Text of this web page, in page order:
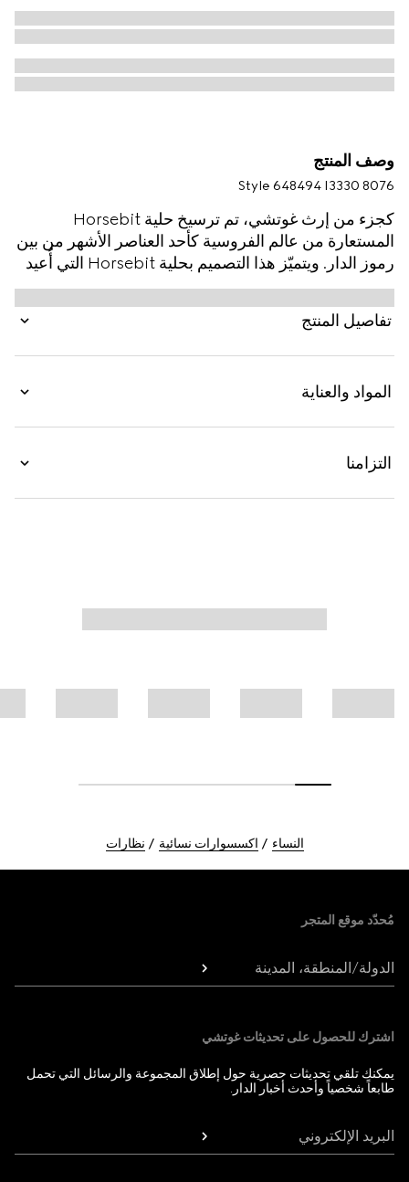
وصف المنتج
Style ‎648494 I3330 8076
كجزء من إرث غوتشي، تم ترسيخ حلية Horsebit
المستعارة من عالم الفروسية كأحد العناصر الأشهر من بين
رموز الدار. ويتميّز هذا التصميم بحلية Horsebit التي أُعيد
تخيلها في نسخة صغيرة على طول الذراعين من هذه
المجموعة الجديدة من النظارات.
تفاصيل المنتج
المواد والعناية
التزامنا
النساء اكسسوارات نسائية نظارات
مُحدّد موقع المتجر
الدولة/المنطقة، المدينة
اشترك للحصول على تحديثات غوتشي
يمكنك تلقي تحديثات حصرية حول إطلاق المجموعة والرسائل التي تحمل
طابعاً شخصياً وأحدث أخبار الدار.
البريد الإلكتروني